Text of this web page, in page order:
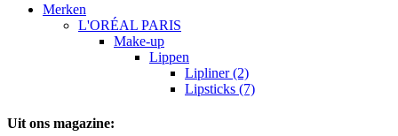
Merken
L'ORÉAL PARIS
Make-up
Lippen
Lipliner (2)
Lipsticks (7)
Uit ons magazine: